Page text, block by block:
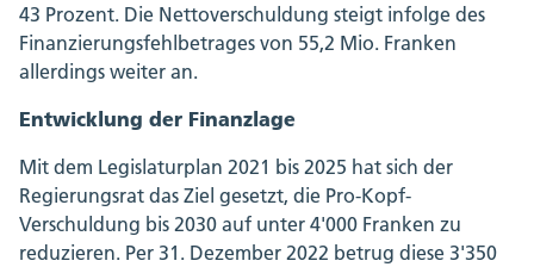
43 Prozent. Die Nettoverschuldung steigt infolge des
Finanzierungsfehlbetrages von 55,2 Mio. Franken
allerdings weiter an.
Entwicklung der Finanzlage
Mit dem Legislaturplan 2021 bis 2025 hat sich der
Regierungsrat das Ziel gesetzt, die Pro-Kopf-
Verschuldung bis 2030 auf unter 4'000 Franken zu
reduzieren. Per 31. Dezember 2022 betrug diese 3'350